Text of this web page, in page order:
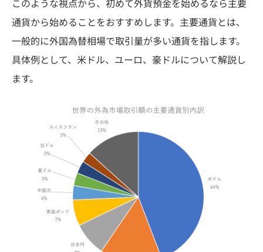
通貨から始めることをおすすめします。主要通貨とは、
一般的に外国為替相場で取引量が多い通貨を指します。
具体例として、米ドル、ユーロ、豪ドルについて解説し
ます。